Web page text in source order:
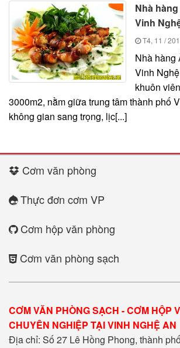
Nhà
Vinh
T4, 11 /
Nhà hàng
Vinh
khuôn
3000m2, nằm giữa trung tâm thành phố
không gian sang trọng, lịc[...]
Cơm văn phòng
Thực đơn cơm VP
Cơm hộp văn phòng
Cơm văn phòng sạch
CƠM VĂN PHÒNG SẠCH - CƠM HỘP
CHUYÊN NGHIỆP TẠI VINH NGHỆ AN
Địa chỉ: Số 27 Lê Hồng Phong, thành